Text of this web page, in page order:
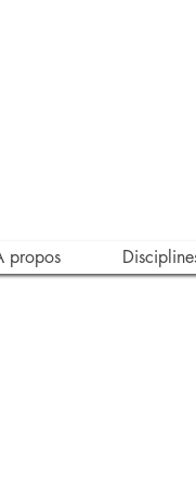
propos